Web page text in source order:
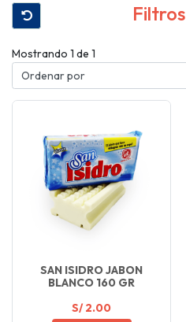
Filtros
Mostrando 1 de 1
SAN ISIDRO JABON
BLANCO 160 GR
S/ 2.00